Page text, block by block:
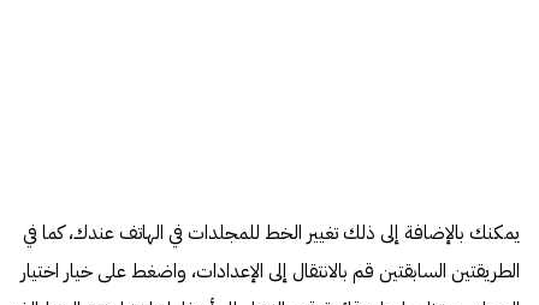
يمكنك بالإضافة إلى ذلك تغيير الخط للمجلدات في الهاتف عندك، كما في
الطريقتين السابقتين قم بالانتقال إلى الإعدادات، واضغط على خيار اختيار